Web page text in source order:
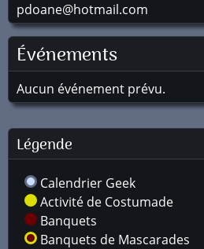
pdoane@hotmail.com
Événements
Aucun événement prévu.
Légende
Calendrier Geek
Activité de Costumade
Banquets
Banquets de Mascarades